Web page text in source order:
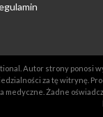
Autor strony
za tę
Żadne